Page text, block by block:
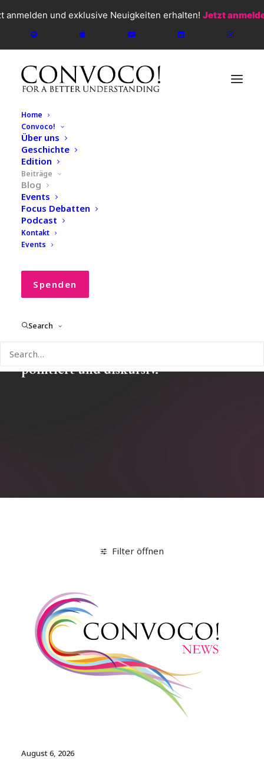
anmelden und exklusive Neuigkeiten erhalten! Jetzt
Home
Convoco!
Über uns
Geschichte
Edition
Beiträge
Blog
Events
Focus Debatten
Podcast
Kontakt
Events
Spenden
Search
CONVOCO!
rund um CONVOCO! – aktuell,
pointiert und diskursiv.
Filter öffnen
August 6, 2026